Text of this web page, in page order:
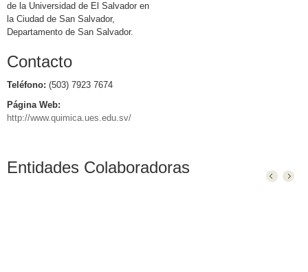
de la Universidad de El Salvador en
la Ciudad de San Salvador,
Departamento de San Salvador.
Contacto
Teléfono: (503) 7923 7674
Página Web:
http://www.quimica.ues.edu.sv/
Entidades Colaboradoras